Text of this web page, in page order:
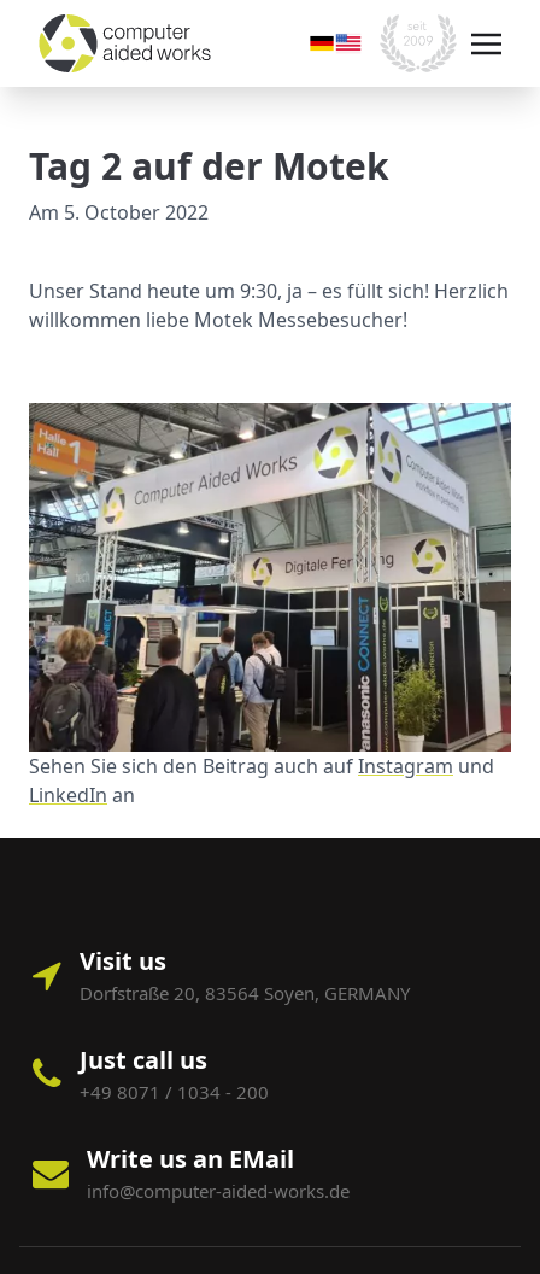
Tag 2 auf der Motek
Am 5. October 2022
Unser Stand heute um 9:30, ja – es füllt sich! Herzlich
willkommen liebe Motek Messebesucher!
Sehen Sie sich den Beitrag auch aufInstagram und
LinkedIn an
Visit us
Dorfstraße 20, 83564 Soyen, GERMANY
Just call us
+49 8071 / 1034 - 200
Write us an EMail
info@computer-aided-works.de